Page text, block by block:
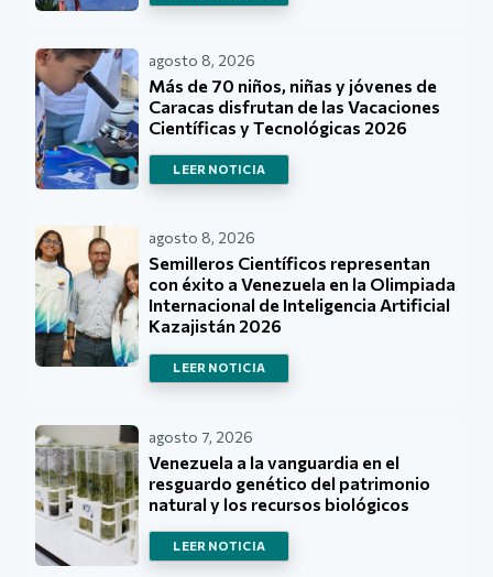
agosto 8, 2026
Más de 70 niños, niñas y jóvenes de
Caracas disfrutan de las Vacaciones
Científicas y Tecnológicas 2026
LEER NOTICIA
agosto 8, 2026
Semilleros Científicos representan
con éxito a Venezuela en la Olimpiada
Internacional de Inteligencia Artificial
Kazajistán 2026
LEER NOTICIA
agosto 7, 2026
Venezuela a la vanguardia en el
resguardo genético del patrimonio
natural y los recursos biológicos
LEER NOTICIA